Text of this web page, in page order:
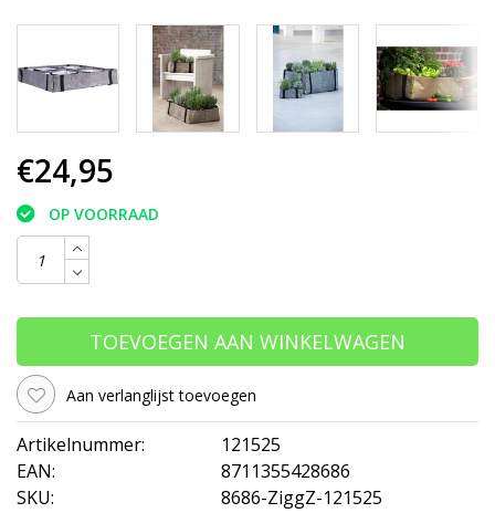
€24,95
OP VOORRAAD
TOEVOEGEN AAN WINKELWAGEN
Aan verlanglijst toevoegen
Artikelnummer:
121525
EAN:
8711355428686
SKU:
8686-ZiggZ-121525